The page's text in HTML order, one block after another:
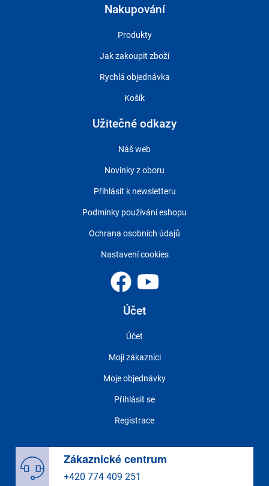
Nakupování
Produkty
Jak zakoupit zboží
Rychlá objednávka
Košík
Užitečné odkazy
Náš web
Novinky z oboru
Přihlásit k newsletteru
Podmínky používání eshopu
Ochrana osobních údajů
Nastavení cookies
Účet
Účet
Moji zákazníci
Moje objednávky
Přihlásit se
Registrace
Zákaznické centrum
+420 774 409 251